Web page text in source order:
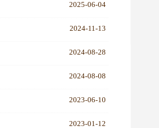
2025-06-04
2024-11-13
2024-08-28
2024-08-08
2023-06-10
2023-01-12